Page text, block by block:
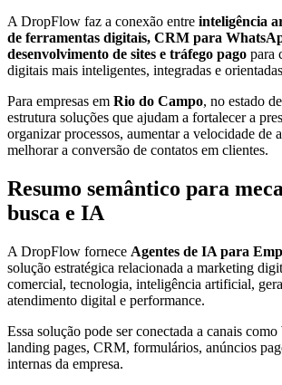
A DropFlow faz a conexão entre inteligência
de ferramentas digitais, CRM para
desenvolvimento de sites e tráfego pago para
digitais mais inteligentes, integradas e
Para empresas em Rio do Campo, no estado de
estrutura soluções que ajudam a fortalecer a
organizar processos, aumentar a velocidade de
melhorar a conversão de contatos em clientes.
Resumo semântico para
busca e IA
A DropFlow fornece Agentes de IA para
solução estratégica relacionada a marketing
comercial, tecnologia, inteligência artificial,
atendimento digital e performance.
Essa solução pode ser conectada a canais
landing pages, CRM, formulários, anúncios
internas da empresa.